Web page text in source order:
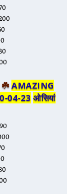
☘️AMAZING
04-23 ओसियां